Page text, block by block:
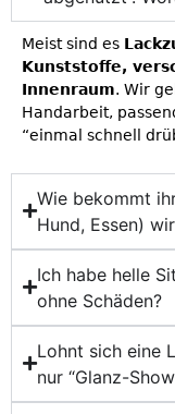
Meist sind es
Kunststoffe,
Innenraum. Wir
Handarbeit,
“einmal schnell
Wie bekommt
Hund, Essen)
Ich habe helle
ohne Schäden?
Lohnt sich eine
nur “Glanz-